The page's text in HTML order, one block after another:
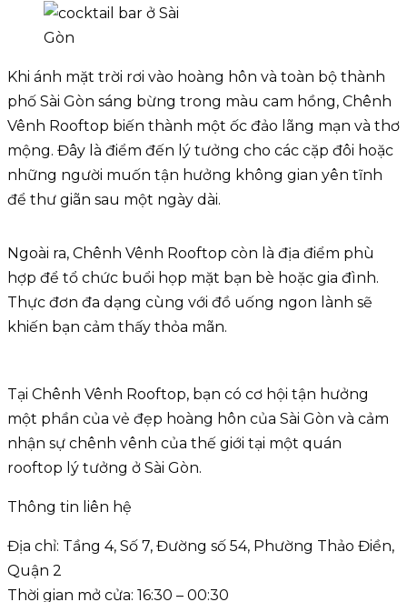
Khi ánh mặt trời rơi vào hoàng hôn và toàn bộ thành
phố Sài Gòn sáng bừng trong màu cam hồng, Chênh
Vênh Rooftop biến thành một ốc đảo lãng mạn và thơ
mộng. Đây là điểm đến lý tưởng cho các cặp đôi hoặc
những người muốn tận hưởng không gian yên tĩnh
để thư giãn sau một ngày dài.
Ngoài ra, Chênh Vênh Rooftop còn là địa điểm phù
hợp để tổ chức buổi họp mặt bạn bè hoặc gia đình.
Thực đơn đa dạng cùng với đồ uống ngon lành sẽ
khiến bạn cảm thấy thỏa mãn.
Tại Chênh Vênh Rooftop, bạn có cơ hội tận hưởng
một phần của vẻ đẹp hoàng hôn của Sài Gòn và cảm
nhận sự chênh vênh của thế giới tại một quán
rooftop lý tưởng ở Sài Gòn.
Thông tin liên hệ
Địa chỉ: Tầng 4, Số 7, Đường số 54, Phường Thảo Điền,
Quận 2
Thời gian mở cửa: 16:30 – 00:30